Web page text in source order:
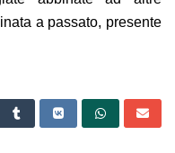
a passato, presente